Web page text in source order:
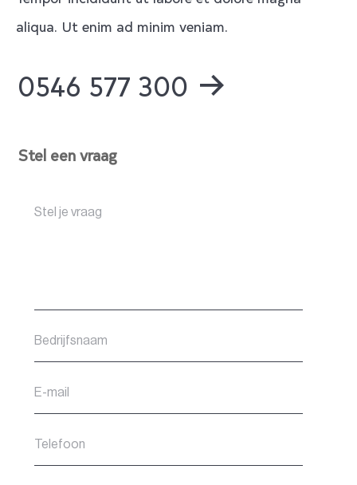
aliqua. Ut enim ad minim veniam.
0546 577 300
Stel een vraag